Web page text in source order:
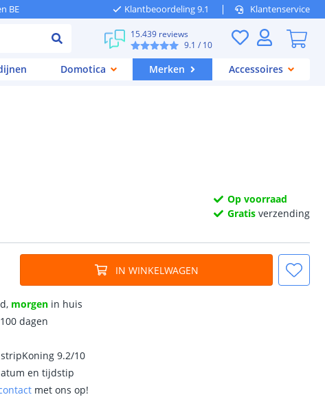
BE Klantbeoordeling 9.1 Klantenservice
15.439 reviews
9.1 / 10
Domotica Merken Accessoires
Op voorraad
Gratis verzending
IN WINKELWAGEN
morgen in huis
dagen
9.2/10
en tijdstip
met ons op!